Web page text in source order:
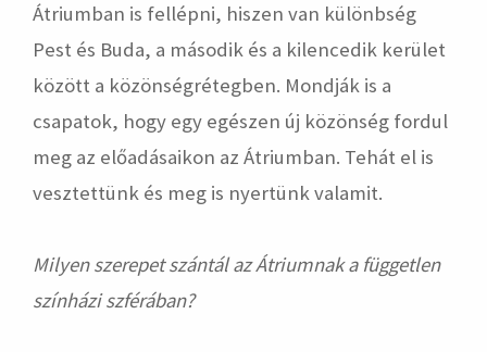
Átriumban is fellépni, hiszen van különbség
Pest és Buda, a második és a kilencedik kerület
között a közönségrétegben. Mondják is a
csapatok, hogy egy egészen új közönség fordul
meg az előadásaikon az Átriumban. Tehát el is
vesztettünk és meg is nyertünk valamit.
Milyen szerepet szántál az Átriumnak a független
színházi szférában?